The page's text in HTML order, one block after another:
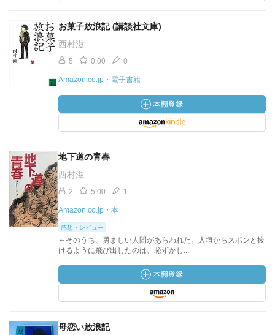
お菓子放浪記 (講談社文庫)
西村滋
5 0.00 0
Amazon.co.jp・電子書籍
地下道の青春
西村滋
2 5.00 1
Amazon.co.jp・本
感想・レビュー
～そのうち、勇ましい人間があらわれた。人垣からスポンと抜
けるように飛び出したのは、恥ずかし...
母恋い放浪記